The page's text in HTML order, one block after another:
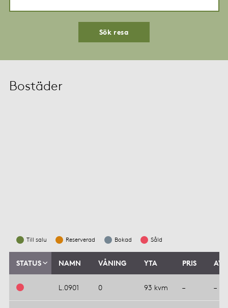
Sök resa
Bostäder
Till salu Reserverad Bokad Såld
STATUS NAMN VÅNING YTA PRIS
L.0901 0 93 kvm – –